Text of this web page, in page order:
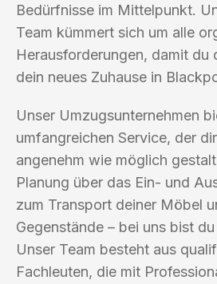
Bedürfnisse im Mittelpunkt.
Team kümmert sich um alle
Herausforderungen, damit du
dein neues Zuhause in
Unser Umzugsunternehmen
umfangreichen Service, der
angenehm wie möglich
Planung über das Ein- und
zum Transport deiner Möbel
Gegenstände – bei uns bist
Unser Team besteht aus
Fachleuten, die mit